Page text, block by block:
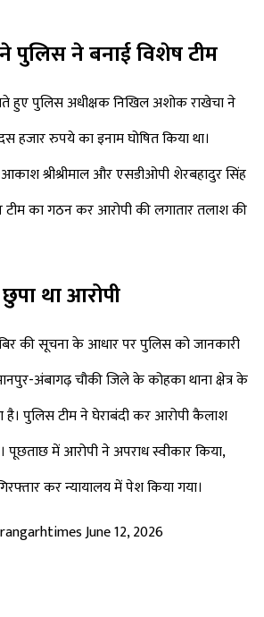
पुलिस ने बनाई विशेष टीम
हुए पुलिस अधीक्षक निखिल अशोक राखेचा ने
हजार रुपये का इनाम घोषित किया था।
श्रीश्रीमाल और एसडीओपी शेरबहादुर सिंह
का गठन कर आरोपी की लगातार तलाश की
था आरोपी
की सूचना के आधार पर पुलिस को जानकारी
अंबागढ़ चौकी जिले के कोहका थाना क्षेत्र के
है। पुलिस टीम ने घेराबंदी कर आरोपी कैलाश
पूछताछ में आरोपी ने अपराध स्वीकार किया,
कर न्यायालय में पेश किया गया।
Send
June 12, 2026